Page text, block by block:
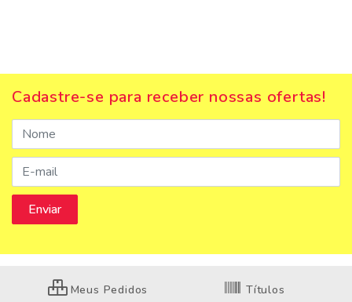
Cadastre-se para receber nossas ofertas!
Meus Pedidos Títulos